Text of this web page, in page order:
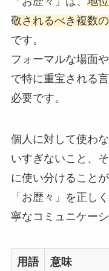
敬されるべき複数
です。
フォーマルな場面
で特に重宝される
必要です。
個人に対して使わ
いすぎないこと、
に使い分けることが
「お歴々」を正し
寧なコミュニケー
用語 意味